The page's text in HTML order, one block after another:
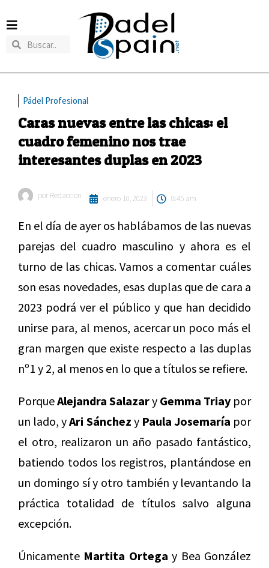
Pádel Profesional
Caras nuevas entre las chicas: el
cuadro femenino nos trae
interesantes duplas en 2023
por Redaccion enero 10, 2023 8:45 am
En el día de ayer os hablábamos de las nuevas
parejas del cuadro masculino y ahora es el
turno de las chicas. Vamos a comentar cuáles
son esas novedades, esas duplas que de cara a
2023 podrá ver el público y que han decidido
unirse para, al menos, acercar un poco más el
gran margen que existe respecto a las duplas
nº1 y 2, al menos en lo que a títulos se refiere.
PorqueAlejandra Salazary Gemma Triay por
un lado, yAri Sánchez y Paula Josemaría por
el otro, realizaron un año pasado fantástico,
batiendo todos los registros, plantándose en
un domingo sí y otro también y levantando la
práctica totalidad de títulos salvo alguna
excepción.
Únicamente Martita Ortega y Bea González